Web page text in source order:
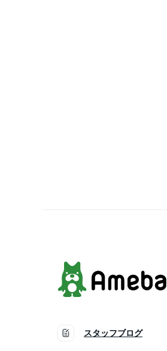
スタッフブログ